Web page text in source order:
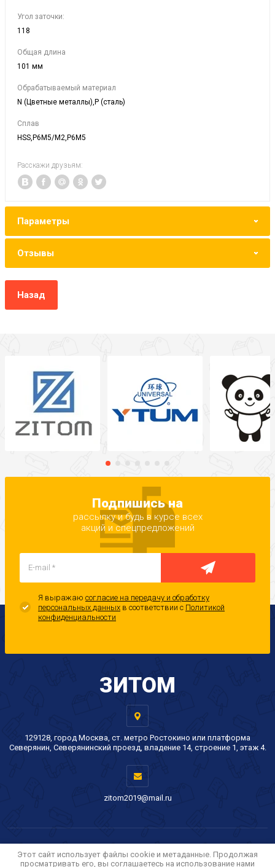
Угол заточки:
118
Общая длина
101 мм
Обрабатываемый материал
N (Цветные металлы),P (сталь)
Сплав
HSS,P6M5/M2,Р6М5
Расскажи друзьям:
Параметры
Отзывы
Назад
Подпишись на
рассылку и будь в курсе всех
акций и спецпредложений
Я выражаю согласие на передачу и обработку
персональных данных в соответствии с Политикой
конфиденциальности
ЗИТОМ
129128, город Москва, ст. метро Ростокино или платформа
Северянин, Северянинский проезд, владение 14, строение 1, этаж 4.
zitom2019@mail.ru
Copyright © 2020 - 2026 ЗИТОМ
Этот сайт использует файлы cookie и метаданные. Продолжая
просматривать его, вы соглашаетесь на использование нами